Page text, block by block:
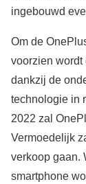
ingebouwd
Om de
voorzien wordt
dankzij de
technologie in
2022 zal
Vermoedelijk
verkoop gaan.
smartphone